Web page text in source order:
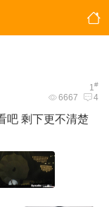
1#
6667 4
吧 剩下更不清楚